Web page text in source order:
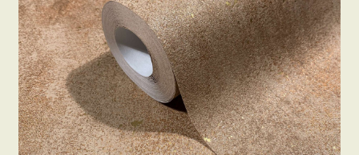
Kapcsolat